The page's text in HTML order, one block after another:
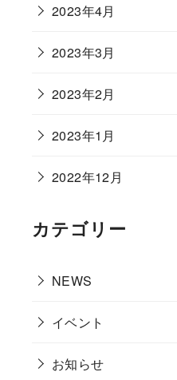
2023年4月
2023年3月
2023年2月
2023年1月
2022年12月
カテゴリー
NEWS
イベント
お知らせ